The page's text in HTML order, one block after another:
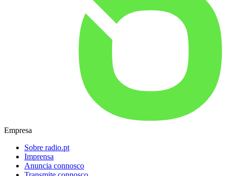
Empresa
Sobre radio.pt
Imprensa
Anuncia connosco